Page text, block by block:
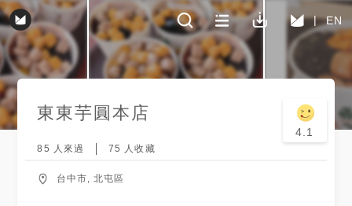
EN
東東芋圓本店
4.1
85 人來過 75 人收藏
台中市, 北屯區